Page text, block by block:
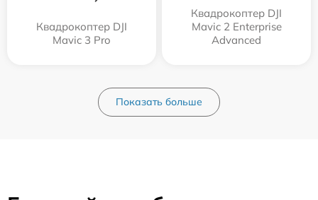
Квадрокоптер DJI
Mavic 3 Pro
Квадрокоптер DJI
Mavic 2 Enterprise
Advanced
Показать больше